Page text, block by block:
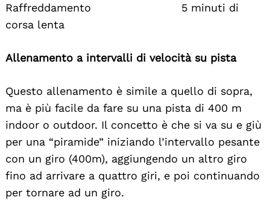
Raffreddamento 5 minuti di
corsa lenta
Allenamento a intervalli di velocità su pista
Questo allenamento è simile a quello di sopra,
ma è più facile da fare su una pista di 400 m
indoor o outdoor. Il concetto è che si va su e giù
per una “piramide” iniziando l’intervallo pesante
con un giro (400m), aggiungendo un altro giro
fino ad arrivare a quattro giri, e poi continuando
per tornare ad un giro.